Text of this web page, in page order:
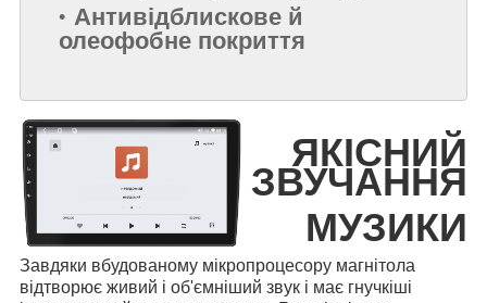
Антивідблискове й
олеофобне покриття
ЯКІСНИЙ
ЗВУЧАННЯ
МУЗИКИ
Завдяки вбудованому мікропроцесору магнітола
відтворює живий і об'ємніший звук і має гнучкіші